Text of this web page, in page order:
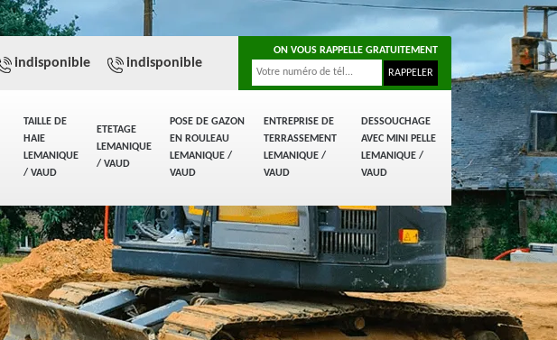
TAILLE DE
HAIE
LEMANIQUE
/ VAUD
ETETAGE
LEMANIQUE
/ VAUD
POSE DE GAZON
EN ROULEAU
LEMANIQUE /
VAUD
ENTREPRISE DE
TERRASSEMENT
LEMANIQUE /
VAUD
DESSOUCHAGE
AVEC MINI PELLE
LEMANIQUE /
VAUD
indisponible indisponible
ON VOUS RAPPELLE GRATUITEMENT